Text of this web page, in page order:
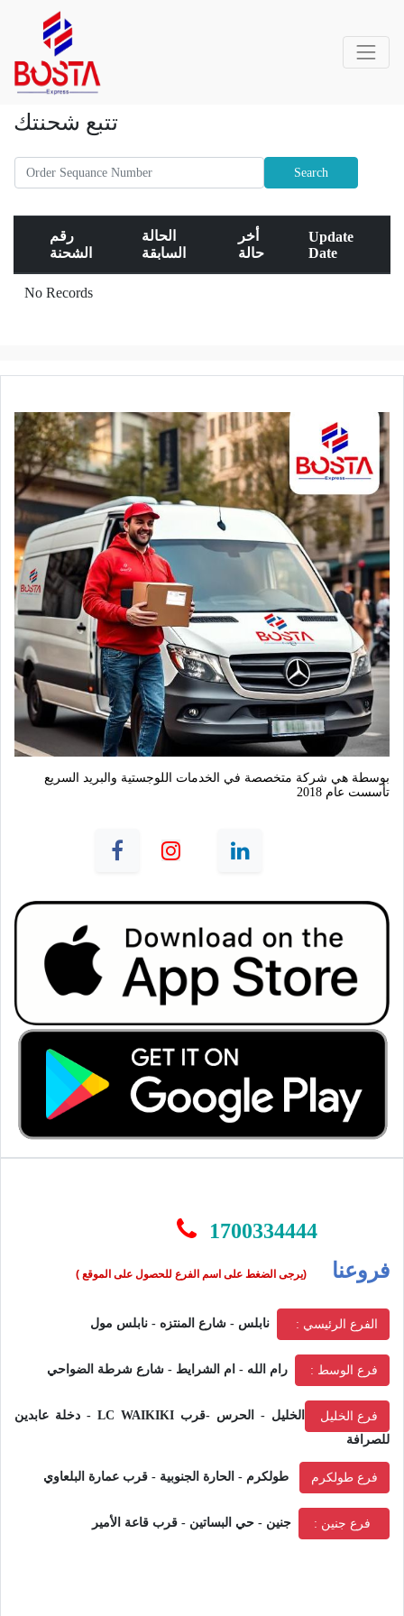
تتبع شحنتك
Search
رقم
الحالة
السابقة
أخر
Update
Date
No Records
تأسست عام 2018
1700334444
فروعنا (يرجى الضغط على اسم الفرع للحصول على الموقع )
الفرع الرئيسي : نابلس - شارع المنتزه - نابلس مول
فرع الوسط : رام الله - ام الشرايط - شارع شرطة الضواحي
فرع الخليل
الخليل - الحرس -قرب LC WAIKIKI - دخلة عابدين
للصرافة
فرع طولكرم طولكرم - الحارة الجنوبية - قرب عمارة البلعاوي
فرع جنين : جنين - حي البساتين - قرب قاعة الأمير